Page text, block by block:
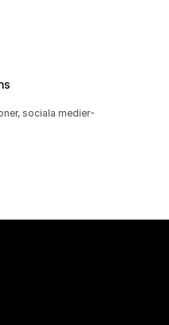
sociala medier-